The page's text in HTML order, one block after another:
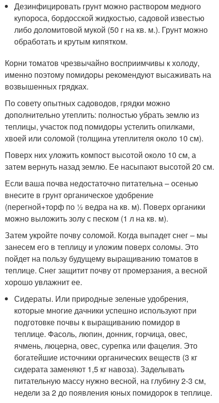
Дезинфицировать грунт можно раствором медного
купороса, бордосской жидкостью, садовой известью
либо доломитовой мукой (50 г на кв. м.). Грунт можно
обработать и крутым кипятком.
Корни томатов чрезвычайно восприимчивы к холоду,
именно поэтому помидоры рекомендуют высаживать на
возвышенных грядках.
По совету опытных садоводов, грядки можно
дополнительно утеплить: полностью убрать землю из
теплицы, участок под помидоры устелить опилками,
хвоей или соломой (толщина утеплителя около 10 см).
Поверх них уложить компост высотой около 10 см, а
затем вернуть назад землю. Ее насыпают высотой 20 см.
Если ваша почва недостаточно питательна – осенью
внесите в грунт органическое удобрение
(перегной+торф по ½ ведра на кв. м). Поверх органики
можно выложить золу с песком (1 л на кв. м).
Затем укройте почву соломой. Когда выпадет снег – мы
занесем его в теплицу и уложим поверх соломы. Это
пойдет на пользу будущему выращиванию томатов в
теплице. Снег защитит почву от промерзания, а весной
хорошо увлажнит ее.
Сидераты. Или природные зеленые удобрения,
которые многие дачники успешно используют при
подготовке почвы к выращиванию помидор в
теплице. Фасоль, люпин, донник, горчица, овес,
ячмень, люцерна, овес, сурепка или фацелия. Это
богатейшие источники органических веществ (3 кг
сидерата заменяют 1,5 кг навоза). Заделывать
питательную массу нужно весной, на глубину 2-3 см,
недели за 2 до появления юных помидорок в теплице.